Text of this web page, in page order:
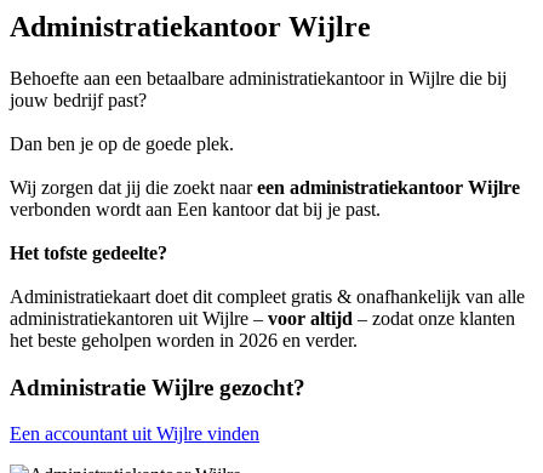
Administratiekantoor Wijlre
Behoefte aan een betaalbare administratiekantoor in Wijlre die bij
jouw bedrijf past?
Dan ben je op de goede plek.
Wij zorgen dat jij die zoekt naareen administratiekantoor Wijlre
verbonden wordt aan Een kantoor dat bij je past.
Het tofste gedeelte?
Administratiekaart doet dit compleet gratis & onafhankelijk van alle
administratiekantoren uit Wijlre – voor altijd – zodat onze klanten
het beste geholpen worden in 2026 en verder.
Administratie Wijlre gezocht?
Een accountant uit Wijlre vinden